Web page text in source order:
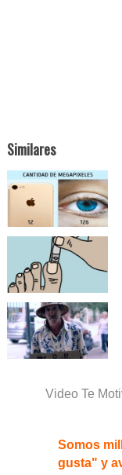
Similares
Video Te
Somos
gusta" y